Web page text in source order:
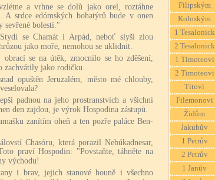
a vrhne se dolů jako orel, roztáhne
A srdce edómských bohatýrů bude v onen
sevřené bolestí."
se Chamát i Arpád, neboť slyší zlou
jako moře, nemohou se uklidnit.
obrací se na útěk, zmocnilo se ho zděšení,
zachvátily jako rodičku.
opuštěn Jeruzalém, město mé chlouby,
padnou na jeho prostranstvích a všichni
den zajdou, je výrok Hospodina zástupů.
zanítím oheň a ten pozře paláce Ben-
Chasóru, která porazil Nebúkadnesar,
praví Hospodin: "Povstaňte, táhněte na
východu!
i brav, jejich stanové houně i všechno
Filipským
Koloským
1 Tesalonick
2 Tesalonick
1 Timoteovi
2 Timoteovi
Titovi
Filemonovi
Židům
Jakubův
1 Petrův
2 Petrův
1 Janův